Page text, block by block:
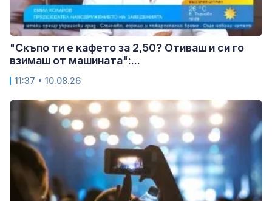
"Скъпо ти е кафето за 2,50? Отиваш и си го
взимаш от машината":...
11:37 • 10.08.26